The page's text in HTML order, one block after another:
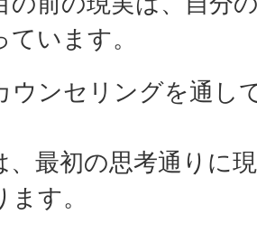
います。
ウンセリングを通し
、最初の思考通りに
す。